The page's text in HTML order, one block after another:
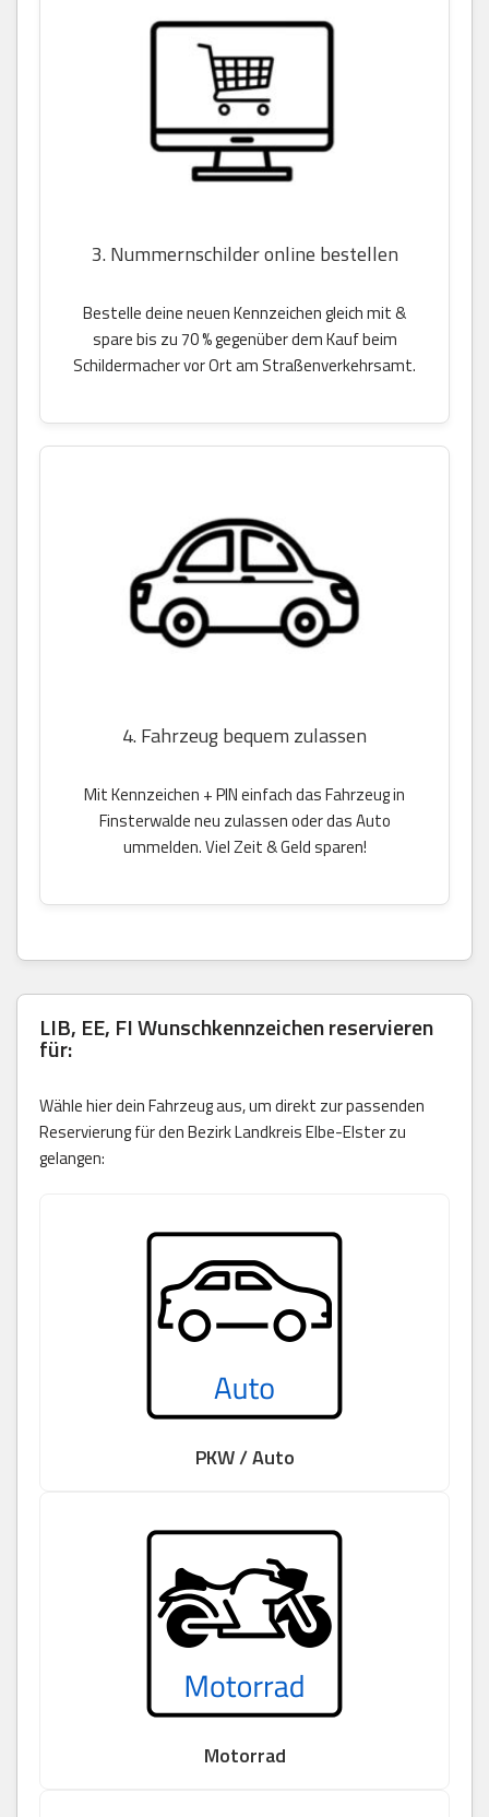
3. Nummernschilder online bestellen
Bestelle deine neuen Kennzeichen gleich mit &
spare bis zu 70 % gegenüber dem Kauf beim
Schildermacher vor Ort am Straßenverkehrsamt.
4. Fahrzeug bequem zulassen
Mit Kennzeichen + PIN einfach das Fahrzeug in
Finsterwalde neu zulassen oder das Auto
ummelden. Viel Zeit & Geld sparen!
LIB, EE, FI Wunschkennzeichen reservieren
für:
Wähle hier dein Fahrzeug aus, um direkt zur passenden
Reservierung für den Bezirk Landkreis Elbe-Elster zu
gelangen:
PKW / Auto
Motorrad